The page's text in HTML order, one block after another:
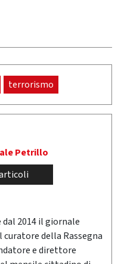
terrorismo
Petrillo
2014 il giornale
curatore della Rassegna
e direttore